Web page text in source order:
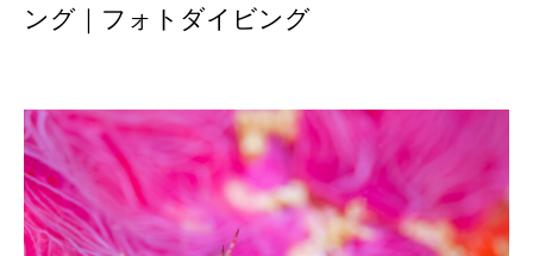
ング｜フォトダイビング